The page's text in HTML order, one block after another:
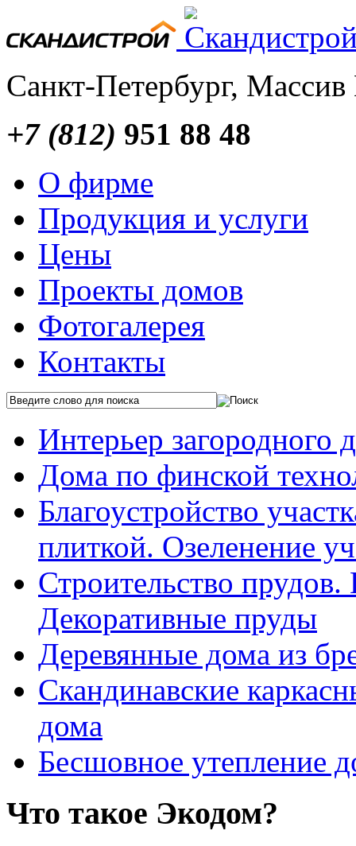
Санкт-Петербург,
+7 (812) 951 88 48
О фирме
Продукция и услуги
Цены
Проекты домов
Фотогалерея
Контакты
Интерьер загородного
Дома по финской
Благоустройство
плиткой. Озеленение
Строительство
Декоративные пруды
Деревянные дома из
Скандинавские
дома
Бесшовное утепление
Что такое Экодом?